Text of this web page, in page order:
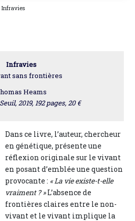
Infravies
sans frontières
Heams
2019, 192 pages, 20 €
Dans ce livre, l’auteur, chercheur
en génétique, présente une
réflexion originale sur le vivant
en posant d’emblée une question
provocante : « La vie existe-t-elle
vraiment ? »L’absence de
frontières claires entre le non-
vivant et le vivant implique la